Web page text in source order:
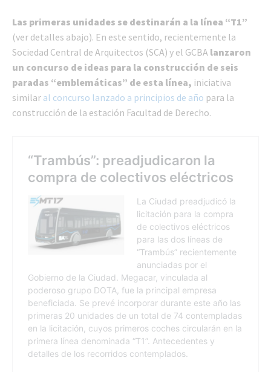
Las primeras unidades se destinarán a la línea “T1”
(ver detalles abajo). En este sentido, recientemente la
Sociedad Central de Arquitectos (SCA) y el GCBA lanzaron
un concurso de ideas para la construcción de seis
paradas “emblemáticas” de esta línea, iniciativa
similar al concurso lanzado a principios de año para la
construcción de la estación Facultad de Derecho.